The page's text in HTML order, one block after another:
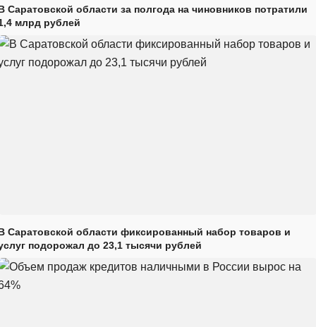
Саратовской области за полгода на чиновников потратили
млрд рублей
Саратовской области фиксированный набор товаров и
подорожал до 23,1 тысячи рублей